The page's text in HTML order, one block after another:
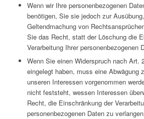
Wenn wir Ihre personenbezogenen
benötigen, Sie sie jedoch zur
Geltendmachung von
Sie das Recht, statt der Löschung die
Verarbeitung Ihrer personenbezogenen
Wenn Sie einen Widerspruch nach Art.
eingelegt haben, muss eine Abwägung
unseren Interessen vorgenommen
nicht feststeht, wessen Interessen
Recht, die Einschränkung der
personenbezogenen Daten zu